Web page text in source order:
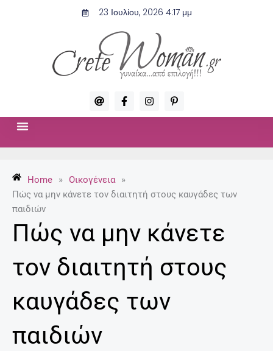
23 Ιουλίου, 2026 4:17 μμ
A
t
F
a
c
f
I
n
s
P
i
n
p
Home » Οικογένεια
»
Πώς να μην κάνετε τον διαιτητή στους καυγάδες των
παιδιών
Πώς να μην κάνετε
τον διαιτητή στους
καυγάδες των
παιδιών